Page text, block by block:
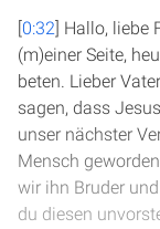
[0:32] Hallo, liebe
(m)einer Seite,
beten. Lieber
sagen, dass
unser nächster
Mensch
wir ihn Bruder
du diesen